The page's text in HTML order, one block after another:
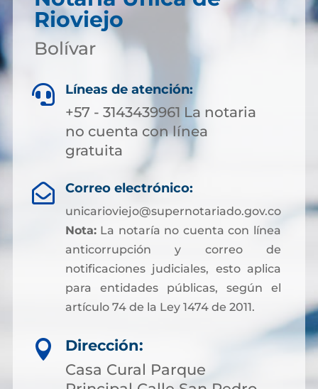
Rioviejo
Bolívar
 Líneas de atención:
+57 - 3143439961 La notaria
no cuenta con línea
gratuita
 Correo electrónico:
unicarioviejo@supernotariado.gov.co
Nota:La notaría no cuenta con línea
anticorrupción y correo de
notificaciones judiciales, esto aplica
para entidades públicas, según el
artículo 74 de la Ley 1474 de 2011.

Dirección:
Casa Cural Parque